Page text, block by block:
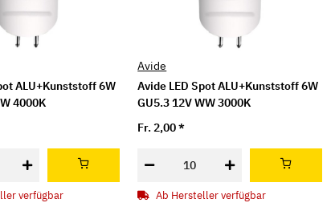
ALU+Kunststoff 6W
4000K
verfügbar
Avide
Avide LED Spot ALU+Kunststoff 6W
GU5.3 12V WW 3000K
Fr. 2,00*
Ab Hersteller verfügbar